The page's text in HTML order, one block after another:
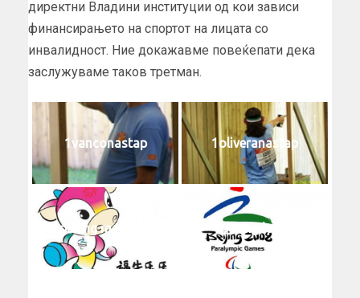
директни Владини институции од кои зависи
финансирањето на спортот на лицата со
инвалидност. Ние докажавме повеќепати дека
заслужуваме таков третман.
1vanconastap 1oliveranastap
peking maskota peking logo